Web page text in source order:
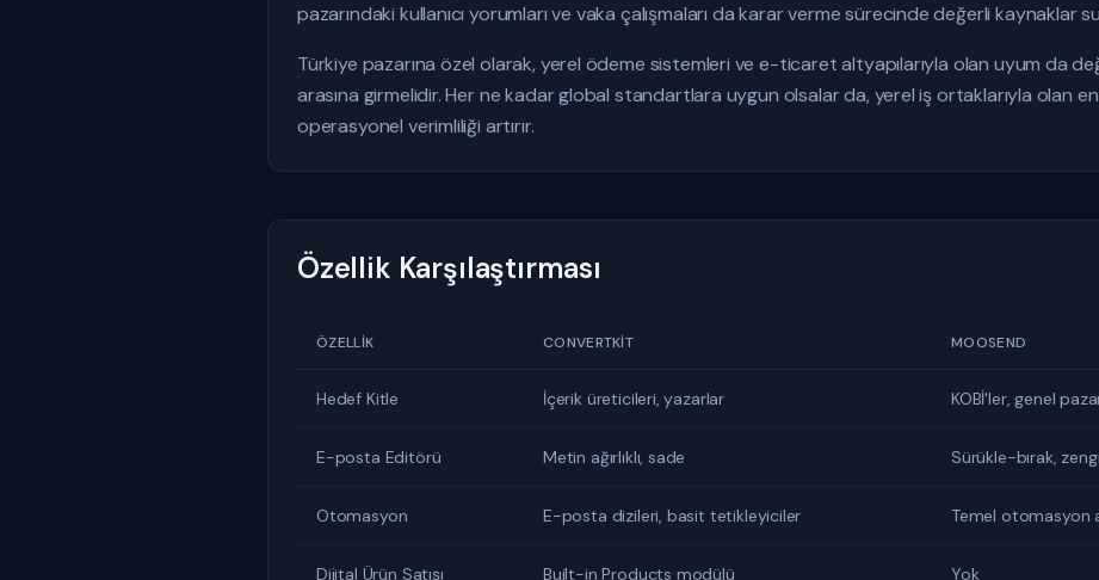
pazarındaki kullanıcı yorumları ve vaka çalışmaları da karar verme sürecinde değerli kaynaklar
Türkiye pazarına özel olarak, yerel ödeme sistemleri ve e-ticaret altyapılarıyla olan uyum da
arasına girmelidir. Her ne kadar global standartlara uygun olsalar da, yerel iş ortaklarıyla olan
operasyonel verimliliği artırır.
Özellik Karşılaştırması
ÖZELLIK CONVERTKIT MOOSEND
Hedef Kitle İçerik üreticileri, yazarlar KOBİ'ler, genel
E-posta Editörü Metin ağırlıklı, sade Sürükle-bırak,
Otomasyon E-posta dizileri, basit tetikleyiciler Temel otomasyon
Dijital Ürün Satışı Built-in Products modülü Yok